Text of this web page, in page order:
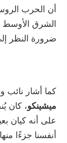
أن الحرب
الشرق
ضرورة النظر
كما أشار نائب
ميشينكو، كان
على أنه كيان
أنفسنا جزءًا